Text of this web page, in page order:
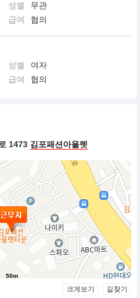
성별
무관
급여 협의
성별
여자
급여 협의
1473 김포패션아울렛
50m
크게보기 길찾기